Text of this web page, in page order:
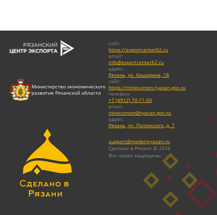
сайт:
https://exportcenter62.ru
email:
info@exportcenter62.ru
адрес:
Рязань, ул. Каширина, 1Б
Министерство экономического
развития Рязанской области
сайт:
https://mineconom.ryazan.gov.ru
телефон:
+7 (4912) 70-71-00
email:
mineconom@ryazan.gov.ru
адрес:
Рязань, ул. Полонского, д. 7
support@madeinryazan.ru
Сделано в Рязани @ 2026
Все права защищены.